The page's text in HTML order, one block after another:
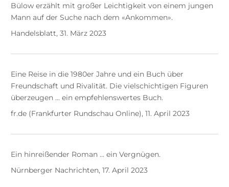
Bülow erzählt mit großer Leichtigkeit von einem jungen
Mann auf der Suche nach dem «Ankommen».
Handelsblatt, 31. März 2023
Eine Reise in die 1980er Jahre und ein Buch über
Freundschaft und Rivalität. Die vielschichtigen Figuren
überzeugen ... ein empfehlenswertes Buch.
fr.de (Frankfurter Rundschau Online), 11. April 2023
Ein hinreißender Roman ... ein Vergnügen.
Nürnberger Nachrichten, 17. April 2023